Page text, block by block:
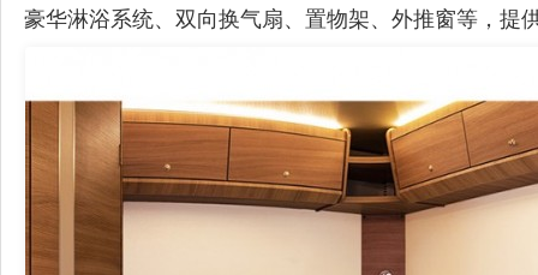
豪华淋浴系统、双向换气扇、置物架、外推窗等，提